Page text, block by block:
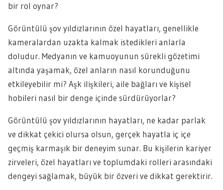
bir rol oynar?
Görüntülü şov yıldızlarının özel hayatları, genellikle
kameralardan uzakta kalmak istedikleri anlarla
doludur. Medyanın ve kamuoyunun sürekli gözetimi
altında yaşamak, özel anların nasıl korunduğunu
etkileyebilir mi? Aşk ilişkileri, aile bağları ve kişisel
hobileri nasıl bir denge içinde sürdürüyorlar?
Görüntülü şov yıldızlarının hayatları, ne kadar parlak
ve dikkat çekici olursa olsun, gerçek hayatla iç içe
geçmiş karmaşık bir deneyim sunar. Bu kişilerin kariyer
zirveleri, özel hayatları ve toplumdaki rolleri arasındaki
dengeyi sağlamak, büyük bir özveri ve dikkat gerektirir.